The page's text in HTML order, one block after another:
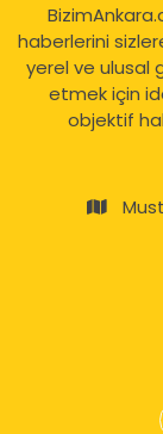
haberlerini
yerel ve ulusal
etmek için
objektif